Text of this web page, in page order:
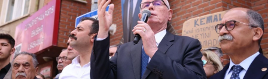
Sektör